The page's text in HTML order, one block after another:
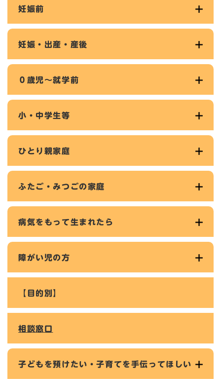
妊娠前
妊娠・出産・産後
０歳児～就学前
小・中学生等
ひとり親家庭
ふたご・みつごの家庭
病気をもって生まれたら
障がい児の方
【目的別】
相談窓口
子どもを預けたい・子育てを手伝ってほしい